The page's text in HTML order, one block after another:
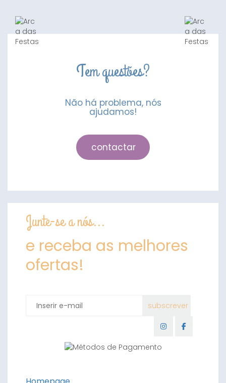
Tem questões?
Não há problema, nós
ajudamos!
contactar
Junte-se a nós...
e receba as melhores
ofertas!